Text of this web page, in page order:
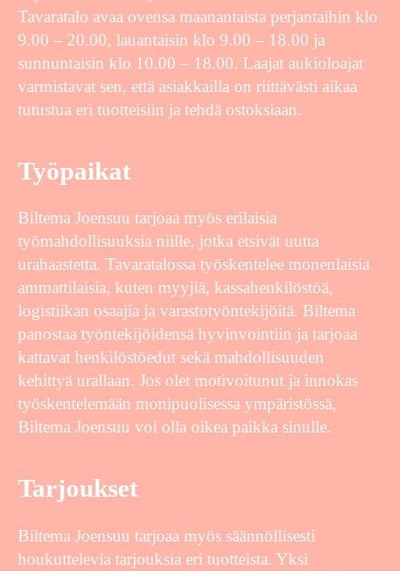
Tavaratalo avaa ovensa maanantaista perjantaihin klo
9.00 – 20.00, lauantaisin klo 9.00 – 18.00 ja
sunnuntaisin klo 10.00 – 18.00. Laajat aukioloajat
varmistavat sen, että asiakkailla on riittävästi aikaa
tutustua eri tuotteisiin ja tehdä ostoksiaan.
Työpaikat
Biltema Joensuu tarjoaa myös erilaisia
työmahdollisuuksia niille, jotka etsivät uutta
urahaastetta. Tavaratalossa työskentelee monenlaisia
ammattilaisia, kuten myyjiä, kassahenkilöstöä,
logistiikan osaajia ja varastotyöntekijöitä. Biltema
panostaa työntekijöidensä hyvinvointiin ja tarjoaa
kattavat henkilöstöedut sekä mahdollisuuden
kehittyä urallaan. Jos olet motivoitunut ja innokas
työskentelemään monipuolisessa ympäristössä,
Biltema Joensuu voi olla oikea paikka sinulle.
Tarjoukset
Biltema Joensuu tarjoaa myös säännöllisesti
houkuttelevia tarjouksia eri tuotteista. Yksi